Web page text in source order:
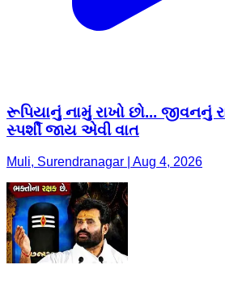
રૂપિયાનું નામું રાખો છો... જીવનનું
સ્પર્શી જાય એવી વાત
Muli, Surendranagar | Aug 4, 2026